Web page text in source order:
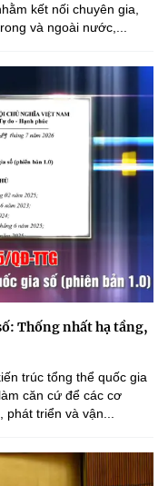
kết nối chuyên gia,
và ngoài nước,...
Thống nhất hạ tầng,
trúc tổng thể quốc gia
căn cứ để các cơ
triển và vận...